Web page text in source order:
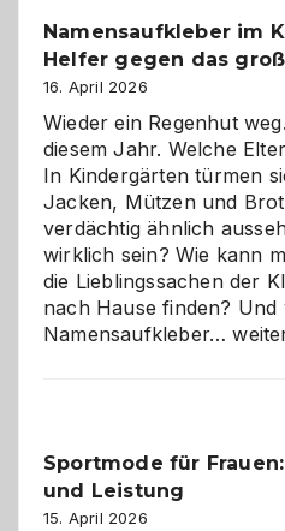
Namensaufkleber im
Helfer gegen das
16. April 2026
Wieder ein Regenhut
diesem Jahr. Welche
In Kindergärten türmen
Jacken, Mützen und
verdächtig ähnlich
wirklich sein? Wie kann
die Lieblingssachen der
nach Hause finden? Und
Namensaufkleber…
gegen
Sportmode für
und Leistung
15. April 2026